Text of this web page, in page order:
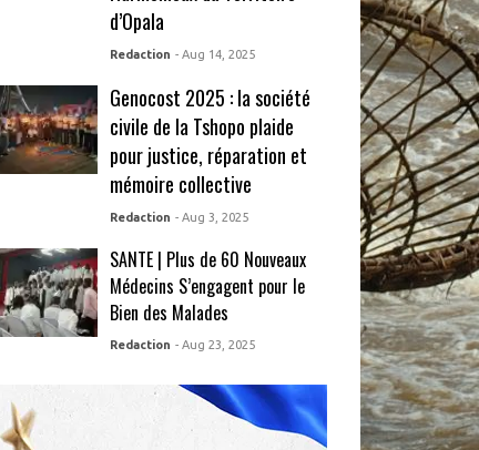
d’Opala
Redaction - Aug 14, 2025
Genocost 2025 : la société
civile de la Tshopo plaide
pour justice, réparation et
mémoire collective
Redaction - Aug 3, 2025
SANTE | Plus de 60 Nouveaux
Médecins S’engagent pour le
Bien des Malades
Redaction - Aug 23, 2025